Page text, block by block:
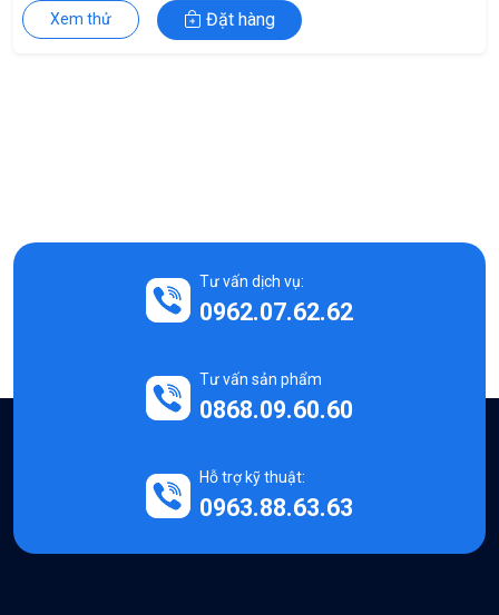
Xem thử Đặt hàng
Tư vấn dịch vụ:
0962.07.62.62
Tư vấn sản phẩm
0868.09.60.60
Hỗ trợ kỹ thuật:
0963.88.63.63